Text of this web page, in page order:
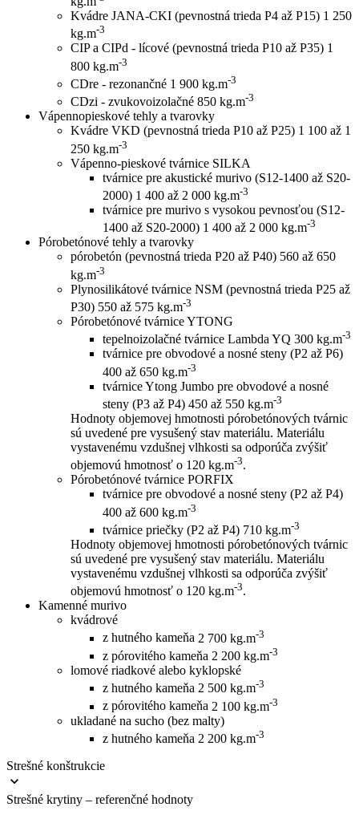
Kvádre JANA-CKI (pevnostná trieda P4 až P15) 1 250
kg.m-3
CIP a CIPd - lícové (pevnostná trieda P10 až P35) 1
800 kg.m-3
CDre - rezonančné 1 900 kg.m-3
CDzi - zvukovoizolačné 850 kg.m-3
Vápennopieskové tehly a tvarovky
Kvádre VKD (pevnostná trieda P10 až P25) 1 100 až 1
250 kg.m-3
Vápenno-pieskové tvárnice SILKA
tvárnice pre akustické murivo (S12-1400 až S20-
2000) 1 400 až 2 000 kg.m-3
tvárnice pre murivo s vysokou pevnosťou (S12-
1400 až S20-2000) 1 400 až 2 000 kg.m-3
Pórobetónové tehly a tvarovky
pórobetón (pevnostná trieda P20 až P40) 560 až 650
kg.m-3
Plynosilikátové tvárnice NSM (pevnostná trieda P25 až
P30) 550 až 575 kg.m-3
Pórobetónové tvárnice YTONG
tepelnoizolačné tvárnice Lambda YQ 300 kg.m-3
tvárnice pre obvodové a nosné steny (P2 až P6)
400 až 650 kg.m-3
tvárnice Ytong Jumbo pre obvodové a nosné
steny (P3 až P4) 450 až 550 kg.m-3
Hodnoty objemovej hmotnosti pórobetónových tvárnic
sú uvedené pre vysušený stav materiálu. Materiálu
vystavenému vzdušnej vlhkosti sa odporúča zvýšiť
objemovú hmotnosť o 120 kg.m-3.
Pórobetónové tvárnice PORFIX
tvárnice pre obvodové a nosné steny (P2 až P4)
400 až 600 kg.m-3
tvárnice priečky (P2 až P4) 710 kg.m-3
Hodnoty objemovej hmotnosti pórobetónových tvárnic
sú uvedené pre vysušený stav materiálu. Materiálu
vystavenému vzdušnej vlhkosti sa odporúča zvýšiť
objemovú hmotnosť o 120 kg.m-3.
Kamenné murivo
kvádrové
z hutného kameňa 2 700 kg.m-3
z pórovitého kameňa 2 200 kg.m-3
lomové riadkové alebo kyklopské
z hutného kameňa 2 500 kg.m-3
z pórovitého kameňa 2 100 kg.m-3
ukladané na sucho (bez malty)
z hutného kameňa 2 200 kg.m-3
Strešné konštrukcie
Strešné krytiny – referenčné hodnoty